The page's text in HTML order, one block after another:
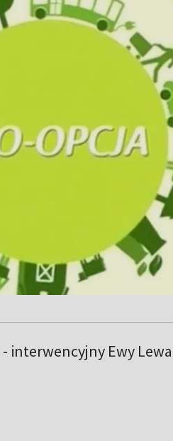
interwencyjny Ewy